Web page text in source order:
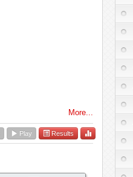
More...
Play Results